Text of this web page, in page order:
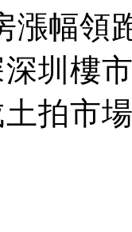
幅領跑
圳樓
拍市